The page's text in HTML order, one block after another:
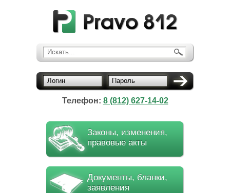
Искать...
Логин Пароль
Телефон: 8 (812) 627-14-02
Законы, изменения,
правовые акты
Документы, бланки,
заявления